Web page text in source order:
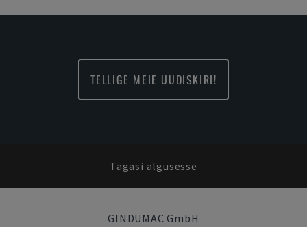
TELLIGE MEIE UUDISKIRI!
Tagasi algusesse
GINDUMAC GmbH